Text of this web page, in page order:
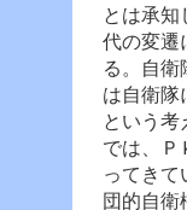
とは承知
代の変遷
る。自衛
は自衛隊
という考
では、Ｐ
ってきて
団的自衛